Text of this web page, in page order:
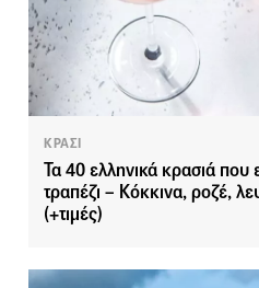
ΚΡΑΣΙ
Τα 40 ελληνικά κρασιά που
τραπέζι – Κόκκινα, ροζέ,
(+τιμές)